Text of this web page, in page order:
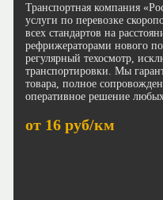
Транспортная компания
услуги по перевозке
всех стандартов на
рефрижераторами нового
регулярный техосмотр,
транспортировки. Мы
товара, полное
оперативное решение
от 16 руб/км